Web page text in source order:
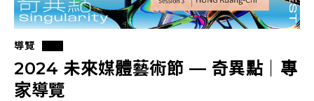
導覽
2024 未來媒體藝術節 — 奇異點｜專
家導覽